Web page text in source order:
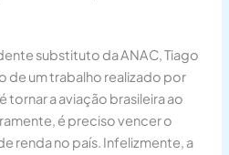
substituto da ANAC, Tiago
de um trabalho realizado por
tornar a aviação brasileira ao
é preciso vencer o
renda no país. Infelizmente, a